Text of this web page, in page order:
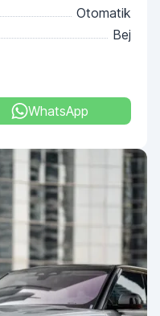
Otomatik
Bej
WhatsApp